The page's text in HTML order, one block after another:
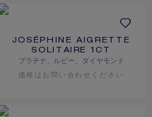
JOSÉPHINE AIGRETTE
SOLITAIRE 1CT
プラチナ、ルビー、ダイヤモンド
価格は​お問い合わせください